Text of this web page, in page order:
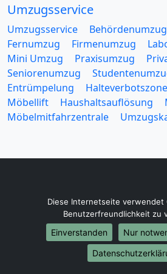
Umzugsservice
Umzugsservice Behördenumzug
Fernumzug
Firmenumzug
Mini Umzug
Praxisumzug
Seniorenumzug
Entrümpelung
Halteverbotszone
Möbellift
Haushaltsauflösung
Möbelmitfahrzentrale
Europa-Umzüge
Umzug von München nach
Umzug von München nach
Umzug von München nach
Umzug von München nach
Diese Internetseite verwendet
Benutzerfreundlichkeit zu
Einverstanden
Nur